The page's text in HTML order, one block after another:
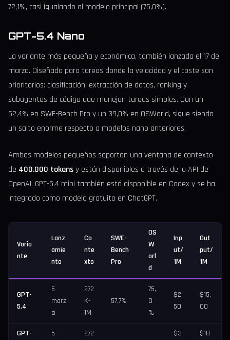
72,1%, casi igualando al modelo principal (75,0%).
GPT-5.4 Nano
La variante más pequeña y económica, también lanzada el 17 de
marzo. Diseñada para tareas donde la velocidad y el coste son
prioritarios: clasificación, extracción de datos, ranking y
subagentes de código que manejan tareas simples. Con un
52,4% en SWE-Bench Pro y un 39,0% en OSWorld, sigue siendo
un salto enorme respecto a modelos nano anteriores.
Ambos modelos pequeños soportan una ventana de contexto
de 400.000 tokensy están disponibles a través de la API de
OpenAI. GPT-5.4 mini también está disponible en Codex y se ha
integrado como modelo gratuito en ChatGPT.
Varia
nte
Lanz
amie
nto
Co
nte
xto
SWE-
Bench
Pro
OS
W
orl
d
Inp
ut/
1M
Out
put/
1M
GPT-
5.4
5
marz
o
272
K-
1M
57,7%
75,
0
%
$2,
50
$15,
00
GPT-
5
272
$3
$18